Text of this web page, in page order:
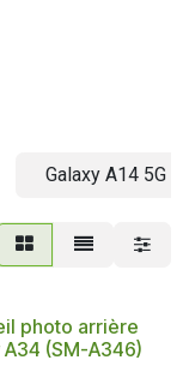
Galaxy A14 5G
photo arrière
A34 (SM-A346)